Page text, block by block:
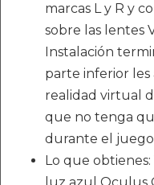
marcas L y R y
sobre las lentes
Instalación
parte inferior
realidad virtual
que no tenga
durante el
Lo que